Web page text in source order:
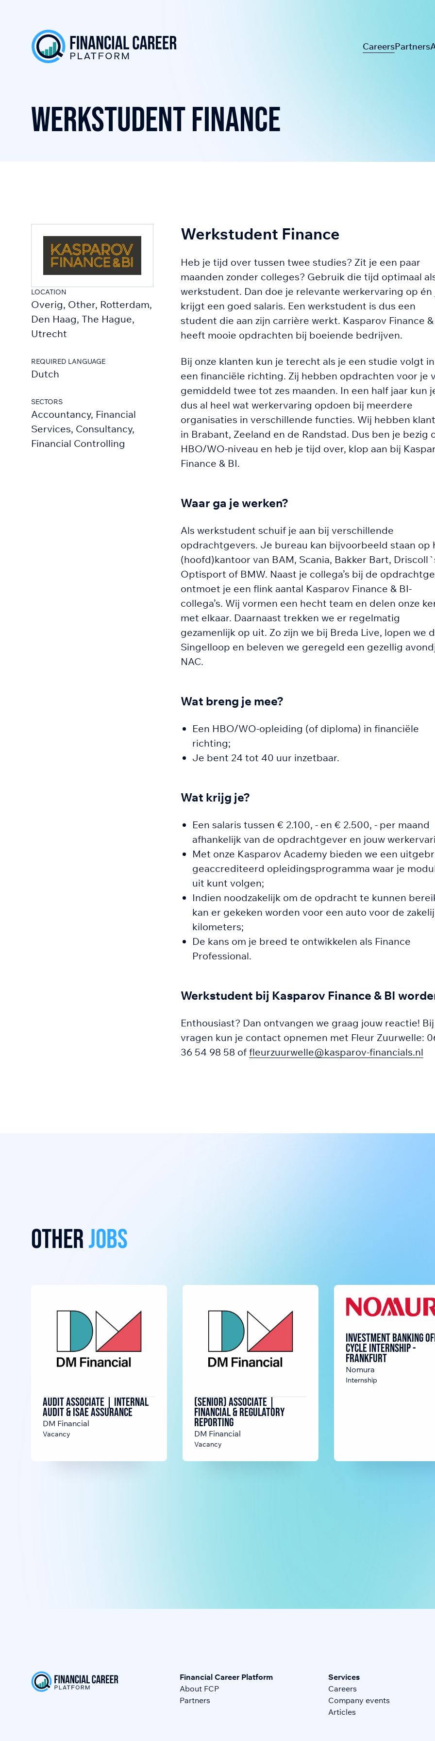
CareersPartners
Werkstudent Finance
LOCATION
Overig, Other, Rotterdam,
Den Haag, The Hague,
Utrecht
REQUIRED LANGUAGE
Dutch
SECTORS
Accountancy, Financial
Services, Consultancy,
Financial Controlling
Werkstudent Finance
Heb je tijd over tussen twee studies? Zit je een paar
maanden zonder colleges? Gebruik die tijd optimaal
werkstudent. Dan doe je relevante werkervaring op én
krijgt een goed salaris. Een werkstudent is dus een
student die aan zijn carrière werkt. Kasparov Finance &
heeft mooie opdrachten bij boeiende bedrijven.
Bij onze klanten kun je terecht als je een studie volgt in
een financiële richting. Zij hebben opdrachten voor je
gemiddeld twee tot zes maanden. In een half jaar kun
dus al heel wat werkervaring opdoen bij meerdere
organisaties in verschillende functies. Wij hebben
in Brabant, Zeeland en de Randstad. Dus ben je bezig
HBO/WO-niveau en heb je tijd over, klop aan bij
Finance & BI.
Waar ga je werken?
Als werkstudent schuif je aan bij verschillende
opdrachtgevers. Je bureau kan bijvoorbeeld staan op
(hoofd)kantoor van BAM, Scania, Bakker Bart,
Optisport of BMW. Naast je collega’s bij de
ontmoet je een flink aantal Kasparov Finance & BI-
collega’s. Wij vormen een hecht team en delen onze
met elkaar. Daarnaast trekken we er regelmatig
gezamenlijk op uit. Zo zijn we bij Breda Live, lopen we
Singelloop en beleven we geregeld een gezellig
NAC.
Wat breng je mee?
Een HBO/WO-opleiding (of diploma) in financiële
richting;
Je bent 24 tot 40 uur inzetbaar.
Wat krijg je?
Een salaris tussen € 2.100, - en € 2.500, - per maand
afhankelijk van de opdrachtgever en jouw
Met onze Kasparov Academy bieden we een
geaccrediteerd opleidingsprogramma waar je
uit kunt volgen;
Indien noodzakelijk om de opdracht te kunnen
kan er gekeken worden voor een auto voor de
kilometers;
De kans om je breed te ontwikkelen als Finance
Professional.
Werkstudent bij Kasparov Finance & BI
Enthousiast? Dan ontvangen we graag jouw reactie! Bij
vragen kun je contact opnemen met Fleur Zuurwelle:
36 54 98 58 of fleurzuurwelle@kasparov-financials.nl
Otherjobs
Audit Associate | Internal
Audit & ISAE Assurance
DM Financial
Vacancy
(Senior) Associate |
Financial & Regulatory
Reporting
DM Financial
Vacancy
Investment Banking
Cycle Internship -
Frankfurt
Nomura
Internship
Financial Career Platform
About FCP
Partners
Services
Careers
Company events
Articles